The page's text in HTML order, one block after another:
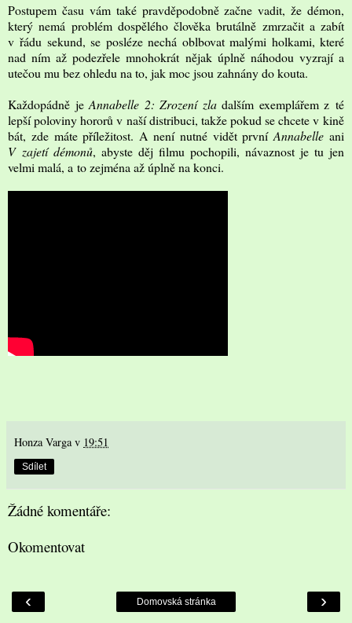
Postupem času vám také pravděpodobně začne vadit, že démon,
který nemá problém dospělého člověka brutálně zmrzačit a zabít
v řádu sekund, se posléze nechá oblbovat malými holkami, které
nad ním až podezřele mnohokrát nějak úplně náhodou vyzrají a
utečou mu bez ohledu na to, jak moc jsou zahnány do kouta.
Každopádně jeAnnabelle 2: Zrození zladalším exemplářem z té
lepší poloviny hororů v naší distribuci, takže pokud se chcete v kině
bát, zde máte příležitost. A není nutné vidět prvníAnnabelle ani
V zajetí démonů, abyste děj filmu pochopili, návaznost je tu jen
velmi malá, a to zejména až úplně na konci.
Honza Varga v 19:51
Sdílet
Žádné komentáře:
Okomentovat
‹ ›
Domovská stránka